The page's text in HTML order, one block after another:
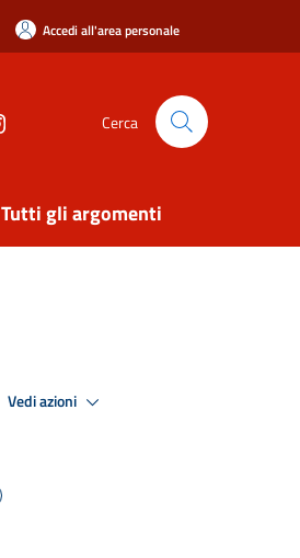
Accedi all'area personale
Cerca
Tutti gli argomenti
Vedi azioni